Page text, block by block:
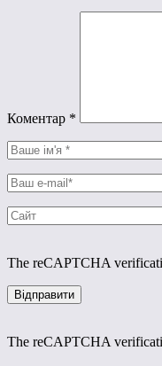
Коментар *
The reCAPTCHA
The reCAPTCHA